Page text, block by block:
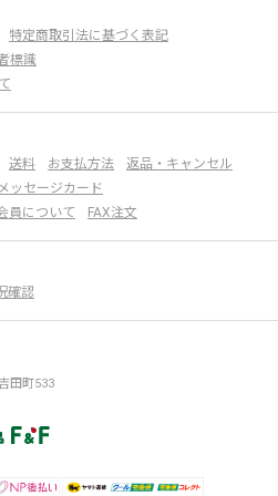
特定商取引法に基づく表記
標識
送料 お支払方法
返品・キャンセル
ッセージカード
員について FAX注文
確認
田町533